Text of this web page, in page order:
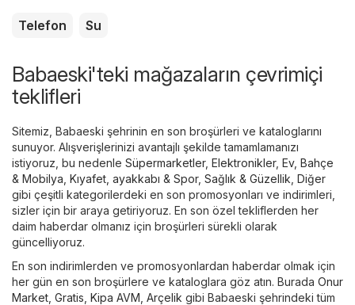
Telefon Su
Babaeski'teki mağazaların çevrimiçi
teklifleri
Sitemiz, Babaeski şehrinin en son broşürleri ve kataloglarını
sunuyor. Alışverişlerinizi avantajlı şekilde tamamlamanızı
istiyoruz, bu nedenle Süpermarketler, Elektronikler, Ev, Bahçe
& Mobilya Kıyafet, ayakkabı & Spor, Sağlık & Güzellik Diğer
gibi çeşitli kategorilerdeki en son promosyonları ve indirimleri,
sizler için bir araya getiriyoruz. En son özel tekliflerden her
daim haberdar olmanız için broşürleri sürekli olarak
güncelliyoruz.
En son indirimlerden ve promosyonlardan haberdar olmak için
her gün en son broşürlere ve kataloglara göz atın. Burada Onur
Market Gratis Kipa AVM Arçelik gibi Babaeski şehrindeki tüm